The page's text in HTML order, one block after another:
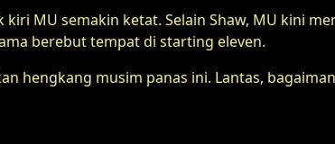
MU semakin ketat. Selain Shaw, MU kini
berebut tempat di starting eleven.
hengkang musim panas ini. Lantas,